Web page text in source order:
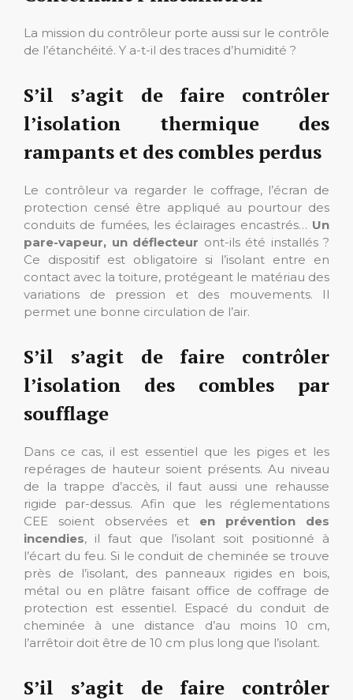
La mission du contrôleur porte aussi sur le contrôle
de l’étanchéité. Y a-t-il des traces d’humidité ?
S’il s’agit de faire contrôler
l’isolation thermique des
rampants et des combles perdus
Le contrôleur va regarder le coffrage, l’écran de
protection censé être appliqué au pourtour des
conduits de fumées, les éclairages encastrés… Un
pare-vapeur, un déflecteur ont-ils été installés ?
Ce dispositif est obligatoire si l’isolant entre en
contact avec la toiture, protégeant le matériau des
variations de pression et des mouvements. Il
permet une bonne circulation de l’air.
S’il s’agit de faire contrôler
l’isolation des combles par
soufflage
Dans ce cas, il est essentiel que les piges et les
repérages de hauteur soient présents. Au niveau
de la trappe d’accès, il faut aussi une rehausse
rigide par-dessus. Afin que les réglementations
CEE soient observées et en prévention des
incendies, il faut que l’isolant soit positionné à
l’écart du feu. Si le conduit de cheminée se trouve
près de l’isolant, des panneaux rigides en bois,
métal ou en plâtre faisant office de coffrage de
protection est essentiel. Espacé du conduit de
cheminée à une distance d’au moins 10 cm,
l’arrêtoir doit être de 10 cm plus long que l’isolant.
S’il s’agit de faire contrôler